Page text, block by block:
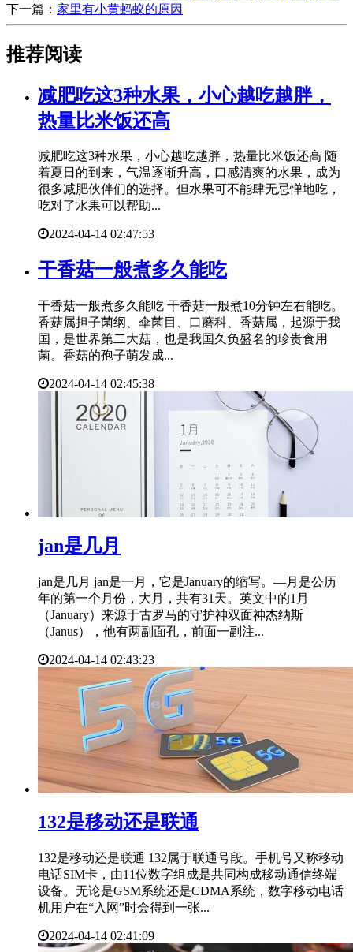
下一篇： ​家里有小黄蚂蚁的原因
推荐阅读
​减肥吃这3种水果，小心越吃越胖，
热量比米饭还高
减肥吃这3种水果，小心越吃越胖，热量比米饭还高 随
着夏日的到来，气温逐渐升高，口感清爽的水果，成为
很多减肥伙伴们的选择。但水果可不能肆无忌惮地吃，
吃对了水果可以帮助...
2024-04-14 02:47:53
​干香菇一般煮多久能吃
干香菇一般煮多久能吃 干香菇一般煮10分钟左右能吃。
香菇属担子菌纲、伞菌目、口蘑科、香菇属，起源于我
国，是世界第二大菇，也是我国久负盛名的珍贵食用
菌。香菇的孢子萌发成...
2024-04-14 02:45:38
​jan是几月
jan是几月 jan是一月，它是January的缩写。—月是公历
年的第一个月份，大月，共有31天。英文中的1月
（January）来源于古罗马的守护神双面神杰纳斯
（Janus），他有两副面孔，前面一副注...
2024-04-14 02:43:23
​132是移动还是联通
132是移动还是联通 132属于联通号段。手机号又称移动
电话SIM卡，由11位数字组成是共同构成移动通信终端
设备。无论是GSM系统还是CDMA系统，数字移动电话
机用户在“入网”时会得到一张...
2024-04-14 02:41:09